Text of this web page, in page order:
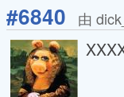
#6840 由